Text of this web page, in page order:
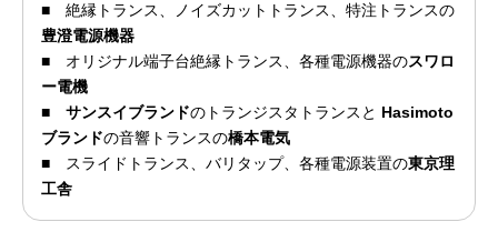
■
絶縁トランス、ノイズカットトランス、特注トランスの
豊澄電源機器
■
オリジナル端子台絶縁トランス、各種電源機器のスワロ
ー電機
■
サンスイブランドのトランジスタトランスと Hasimoto
ブランドの音響トランスの橋本電気
■
スライドトランス、バリタップ、各種電源装置の東京理
工舎